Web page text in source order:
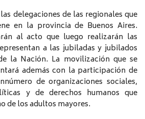
delegaciones de las regionales que
en la provincia de Buenos Aires.
al acto que luego realizarán las
a las jubiladas y jubilados
la Nación. La movilización que se
además con la participación de
de organizaciones sociales,
y de derechos humanos que
de los adultos mayores.